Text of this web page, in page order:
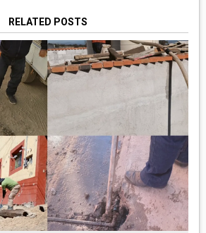
RELATED POSTS